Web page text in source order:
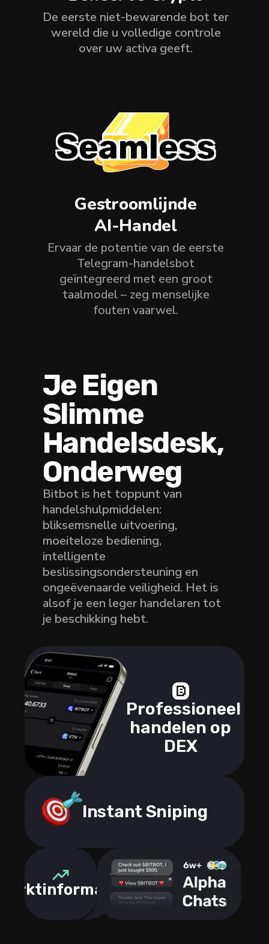
De eerste niet-bewarende bot ter
wereld die u volledige controle
over uw activa geeft.
Seamless
Gestroomlijnde
AI-Handel
Ervaar de potentie van de eerste
Telegram-handelsbot
geïntegreerd met een groot
taalmodel – zeg menselijke
fouten vaarwel.
Je Eigen
Slimme
Handelsdesk,
Onderweg
Bitbot is het toppunt van
handelshulpmiddelen:
bliksemsnelle uitvoering,
moeiteloze bediening,
intelligente
beslissingsondersteuning en
ongeëvenaarde veiligheid. Het is
alsof je een leger handelaren tot
je beschikking hebt.
Professioneel
handelen op
DEX
Instant Sniping